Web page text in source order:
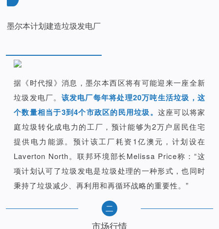
墨尔本计划建造垃圾发电厂
据《时代报》消息，墨尔本西区将有可能迎来一座全新
垃圾发电厂。 该发电厂每年将处理20万吨生活垃圾，这
个数量相当于3到4个市政区的民用垃圾。 这座可以将家
庭垃圾转化成电力的工厂，预计能够为2万户居民住宅
提供电力能源。预计该工厂耗资1亿澳元，计划设在
Laverton North。联邦环境部长Melissa Price称：“这
项计划认可了垃圾发电是垃圾处理的一种形式，也同时
秉持了垃圾减少、再利用和再循环战略的重要性。”
二
市场行情